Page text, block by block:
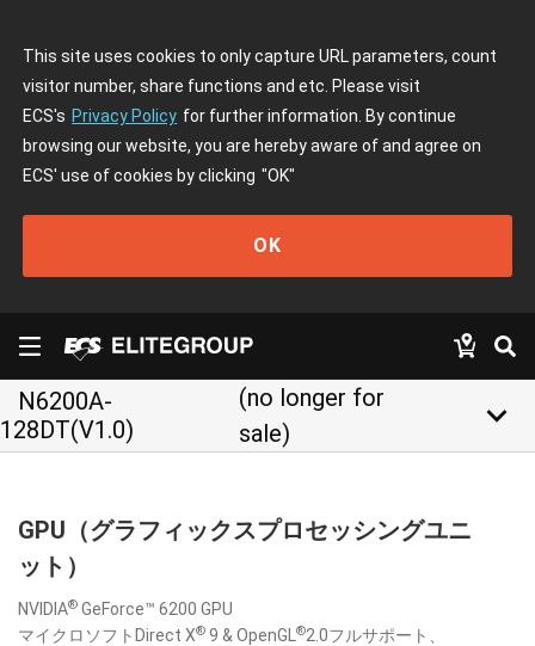
This site uses cookies to only capture URL parameters, count
visitor number, share functions and etc. Please visit
ECS's Privacy Policy for further information. By continue
browsing our website, you are hereby aware of and agree on
ECS' use of cookies by clicking "OK"
OK
N6200A-
128DT(V1.0)
(no longer for
sale)
keyboard_arrow_down
GPU（グラフィックスプロセッシングユニ
ット）
NVIDIA® GeForce™ 6200 GPU
マイクロソフトDirect X® 9 & OpenGL ®2.0フルサポート、